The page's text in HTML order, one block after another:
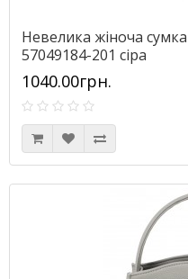
Невелика жіноча
57049184-201 сіра
1040.00грн.